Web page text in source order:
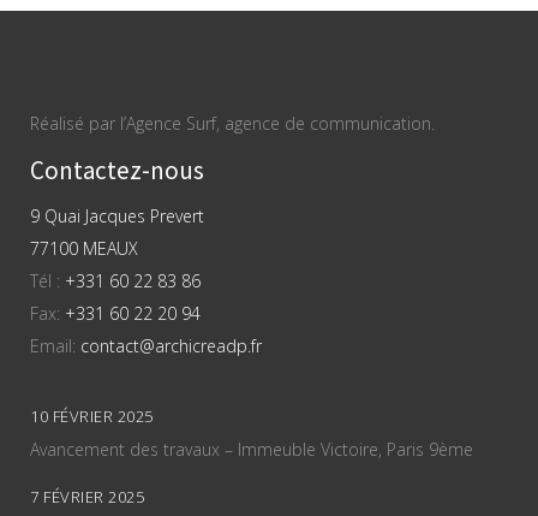
Réalisé par l’Agence Surf, agence de communication.
Contactez-nous
9 Quai Jacques Prevert
77100 MEAUX
Tél : +331 60 22 83 86
Fax: +331 60 22 20 94
Email: contact@archicreadp.fr
10 FÉVRIER 2025
Avancement des travaux – Immeuble Victoire, Paris 9ème
7 FÉVRIER 2025